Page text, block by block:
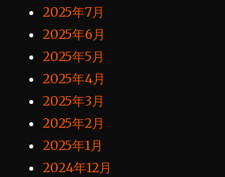
2025年7月
2025年6月
2025年5月
2025年4月
2025年3月
2025年2月
2025年1月
2024年12月